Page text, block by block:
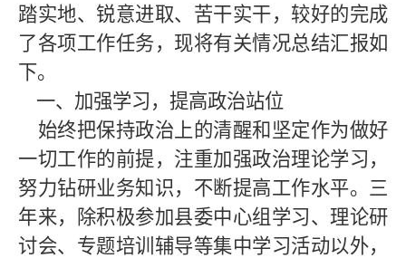
踏实地、锐意进取、苦干实干，较好的完成
了各项工作任务，现将有关情况总结汇报如
下。
一、加强学习，提高政治站位
始终把保持政治上的清醒和坚定作为做好
一切工作的前提，注重加强政治理论学习，
努力钻研业务知识，不断提高工作水平。三
年来，除积极参加县委中心组学习、理论研
讨会、专题培训辅导等集中学习活动以外，